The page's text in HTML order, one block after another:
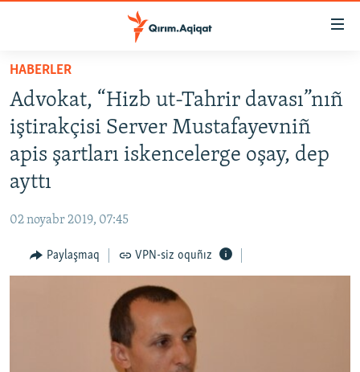
Esas
qaytmaq
Baş
navigatsiyağa
qaytmaq
Qıdıruvğa
HABERLER
SİYASET
İQTİSADİYAT
CEMİYET
İNSAN AQLARI
VİDEO
HABERLER
Advokat, “Hizb ut-Tahrir davası”nıñ
iştirakçisi Server Mustafayevniñ
apis şartları iskencelerge oşay, dep
ayttı
02 noyabr 2019, 07:45
Paylaşmaq VPN-siz oquñız